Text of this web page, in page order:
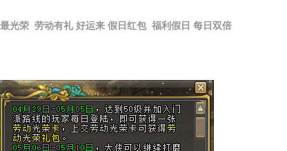
光荣 劳动有礼 好运来 假日红包 福利假日 每日双倍